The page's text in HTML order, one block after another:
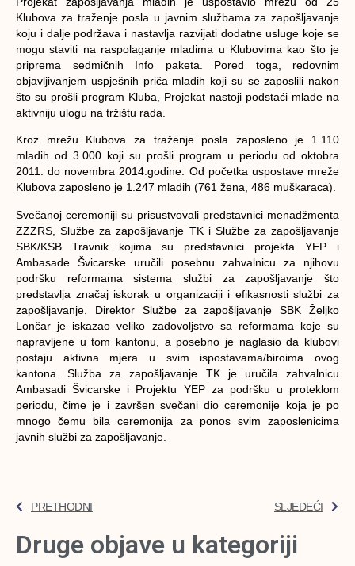
Klubova za traženje posla u javnim službama za zapošljavanje
koju i dalje podržava i nastavlja razvijati dodatne usluge koje se
mogu staviti na raspolaganje mladima u Klubovima kao što je
priprema sedmičnih Info paketa. Pored toga, redovnim
objavljivanjem uspješnih priča mladih koji su se zaposlili nakon
što su prošli program Kluba, Projekat nastoji podstaći mlade na
aktivniju ulogu na tržištu rada.
Kroz mrežu Klubova za traženje posla zaposleno je 1.110
mladih od 3.000 koji su prošli program u periodu od oktobra
2011. do novembra 2014.godine. Od početka uspostave mreže
Klubova zaposleno je 1.247 mladih (761 žena, 486 muškaraca).
Svečanoj ceremoniji su prisustvovali predstavnici menadžmenta
ZZZRS, Službe za zapošljavanje TK i Službe za zapošljavanje
SBK/KSB Travnik kojima su predstavnici projekta YEP i
Ambasade Švicarske uručili posebnu zahvalnicu za njihovu
podršku reformama sistema službi za zapošljavanje što
predstavlja značaj iskorak u organizaciji i efikasnosti službi za
zapošljavanje. Direktor Službe za zapošljavanje SBK Željko
Lončar je iskazao veliko zadovoljstvo sa reformama koje su
napravljene u tom kantonu, a posebno je naglasio da klubovi
postaju aktivna mjera u svim ispostavama/biroima ovog
kantona. Služba za zapošljavanje TK je uručila zahvalnicu
Ambasadi Švicarske i Projektu YEP za podršku u proteklom
periodu, čime je i završen svečani dio ceremonije koja je po
mnogo čemu bila ceremonija za ponos svim zaposlenicima
javnih službi za zapošljavanje.
PRETHODNI SLJEDEĆI
Druge objave u kategoriji